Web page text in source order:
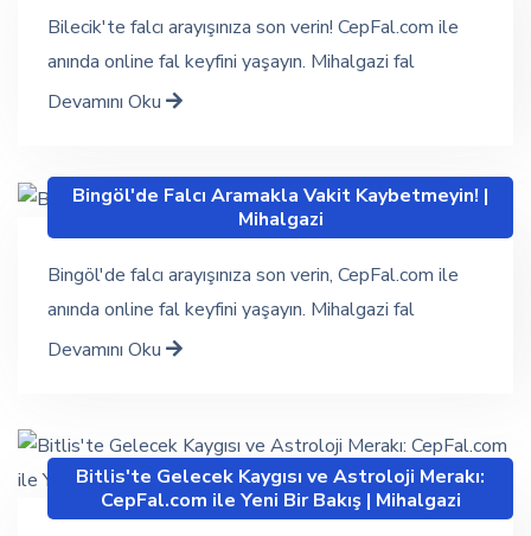
Bilecik'te falcı arayışınıza son verin! CepFal.com ile
anında online fal keyfini yaşayın. Mihalgazi fal
Devamını Oku
Bingöl'de Falcı Aramakla Vakit Kaybetmeyin! |
Mihalgazi
Bingöl'de falcı arayışınıza son verin, CepFal.com ile
anında online fal keyfini yaşayın. Mihalgazi fal
Devamını Oku
Bitlis'te Gelecek Kaygısı ve Astroloji Merakı:
CepFal.com ile Yeni Bir Bakış | Mihalgazi